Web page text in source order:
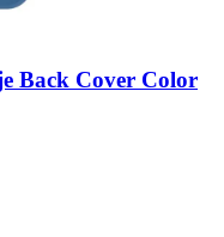
Back Cover Color